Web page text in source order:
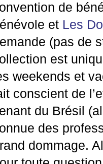
de
et Les
(pas de
est
weekends et
conscient de
du Brésil
des
dommage.